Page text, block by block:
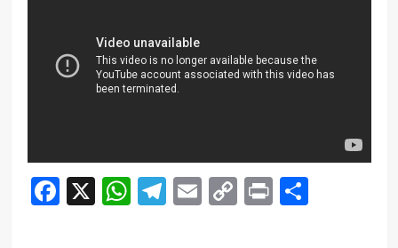
Facebook
X WhatsApp
Telegram
EmailCopy
Print